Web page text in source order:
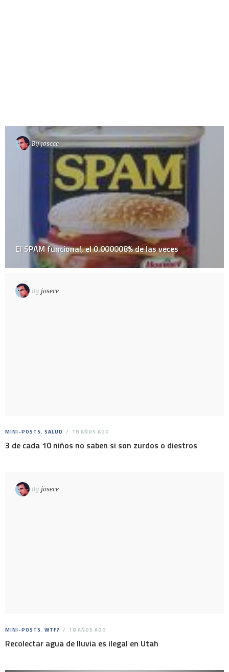
Byjosece
El SPAM funciona!, el 0.000008% de las veces
By josece
MINI-POSTS, SALUD 18 AÑOS AGO
3 de cada 10 niños no saben si son zurdos o diestros
By josece
MINI-POSTS, WTF? 18 AÑOS AGO
Recolectar agua de lluvia es ilegal en Utah